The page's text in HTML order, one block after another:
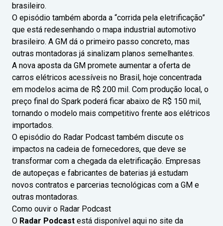
brasileiro.
O episódio também aborda a “corrida pela eletrificação”
que está redesenhando o mapa industrial automotivo
brasileiro. A GM dá o primeiro passo concreto, mas
outras montadoras já sinalizam planos semelhantes.
A nova aposta da GM promete aumentar a oferta de
carros elétricos acessíveis no Brasil, hoje concentrada
em modelos acima de R$ 200 mil. Com produção local, o
preço final do Spark poderá ficar abaixo de R$ 150 mil,
tornando o modelo mais competitivo frente aos elétricos
importados.
O episódio do Radar Podcast também discute os
impactos na cadeia de fornecedores, que deve se
transformar com a chegada da eletrificação. Empresas
de autopeças e fabricantes de baterias já estudam
novos contratos e parcerias tecnológicas com a GM e
outras montadoras.
Como ouvir o Radar Podcast
O Radar Podcast está disponível aqui no site da